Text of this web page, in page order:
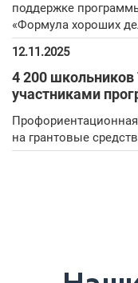
поддержке
«Формула хороших
12.11.2025
4 200 школьников
участниками
на грантовые